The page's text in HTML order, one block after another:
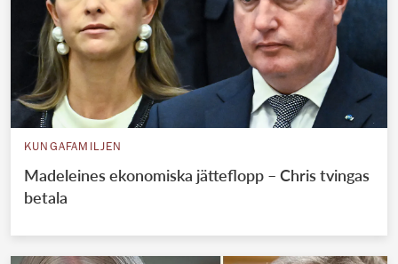
KUNGAFAMILJEN
Madeleines ekonomiska jätteflopp – Chris tvingas
betala